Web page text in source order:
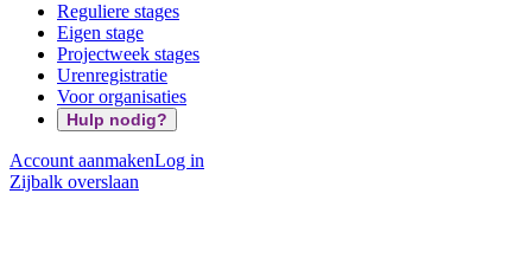
Reguliere stages
Eigen stage
Projectweek stages
Urenregistratie
Voor organisaties
Hulp nodig?
Account aanmakenLog in
Zijbalk overslaan